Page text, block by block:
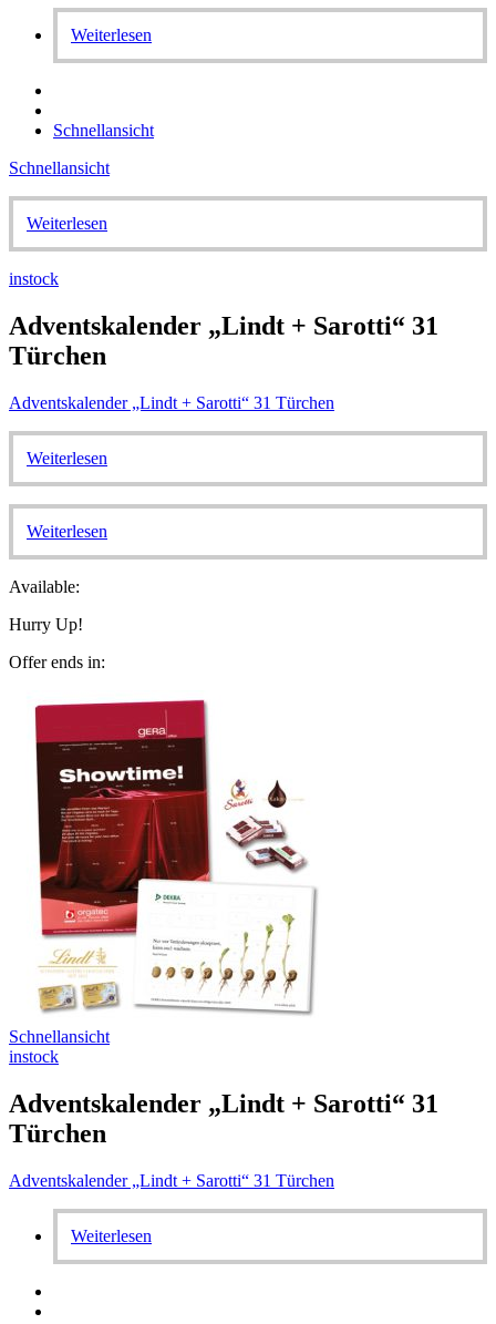
Weiterlesen
Schnellansicht
Schnellansicht
Weiterlesen
instock
Adventskalender „Lindt + Sarotti“ 31
Türchen
Adventskalender „Lindt + Sarotti“ 31 Türchen
Weiterlesen
Weiterlesen
Available:
Hurry Up!
Offer ends in:
Schnellansicht
instock
Adventskalender „Lindt + Sarotti“ 31
Türchen
Adventskalender „Lindt + Sarotti“ 31 Türchen
Weiterlesen